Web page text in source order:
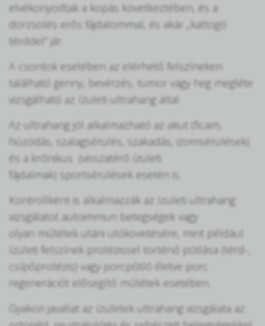
elvékonyodtak a kopás következtében, és a
dörzsölés erős fájdalommal, és akár „kattogó
térddel” jár.
A csontok esetében az elérhető felszíneken
található genny, bevérzés, tumor vagy heg megléte
vizsgálható az ízületi ultrahang által
Az ultrahang jól alkalmazható az akut (ficam,
húzódás, szalagsérülés, szakadás, izomsérülések)
és a krónikus (visszatérő ízületi
fájdalmak) sportsérülések esetén is.
Kontrollként is alkalmazzák az ízületi ultrahang
vizsgálatot autoimmun betegségek vagy
olyan műtétek utáni utókövetésére, mint például
ízületi felszínek protézissel történő pótlása (térd-,
csípőprotézis) vagy porcpótló illetve porc
regenerációt elősegítő műtétek esetében.
Gyakori javallat az ízületek ultrahang vizsgálata az